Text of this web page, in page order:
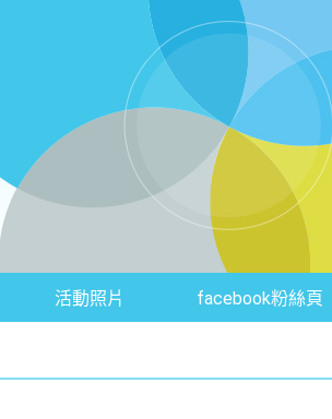
活動照片 facebook粉絲頁